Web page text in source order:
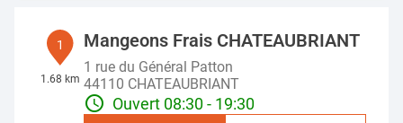
1
1.68 km
Mangeons Frais CHATEAUBRIANT
1 rue du Général Patton
44110 CHATEAUBRIANT
Ouvert 08:30 - 19:30